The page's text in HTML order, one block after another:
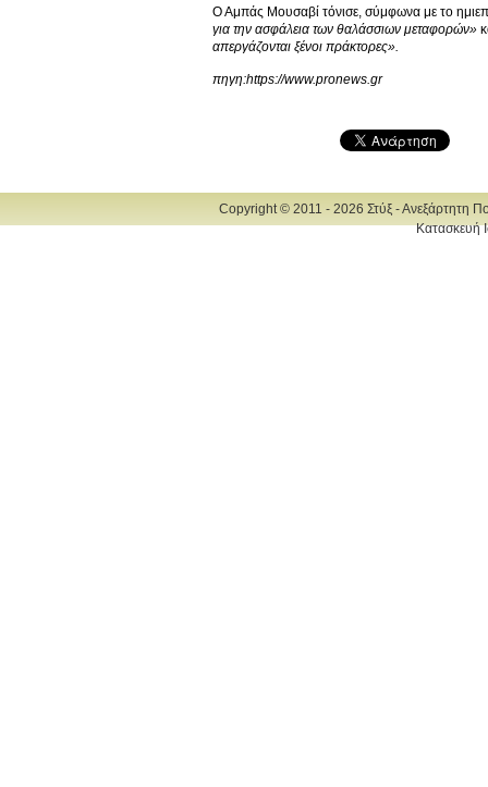
Ο Αμπάς Μουσαβί τόνισε, σύμφωνα με το
για την ασφάλεια των θαλάσσιων μεταφορών»
απεργάζονται ξένοι πράκτορες».
πηγη:https://www.pronews.gr
Copyright © 2011 - 2026 Στύξ - Ανεξάρτητη
Κατασκευή